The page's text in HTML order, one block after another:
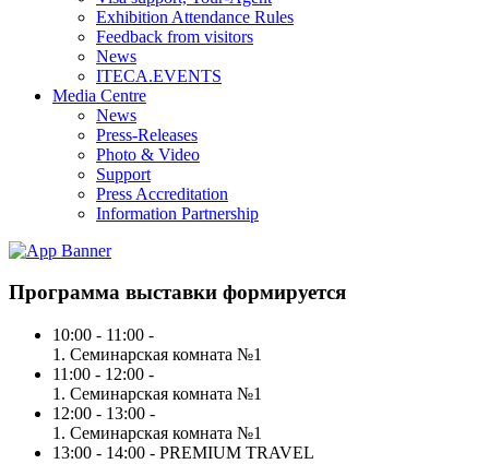
Exhibition Attendance Rules
Feedback from visitors
News
ITECA.EVENTS
Media Centre
News
Press-Releases
Photo & Video
Support
Press Accreditation
Information Partnership
Программа выставки формируется
10:00 - 11:00 -
1. Семинарская комната №1
11:00 - 12:00 -
1. Семинарская комната №1
12:00 - 13:00 -
1. Семинарская комната №1
13:00 - 14:00 - PREMIUM TRAVEL